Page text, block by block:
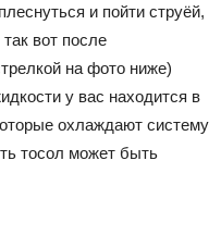
и пойти струёй,
вот после
на фото ниже)
у вас находится в
охлаждают систему
тосол может быть